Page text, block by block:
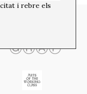
i rebre els